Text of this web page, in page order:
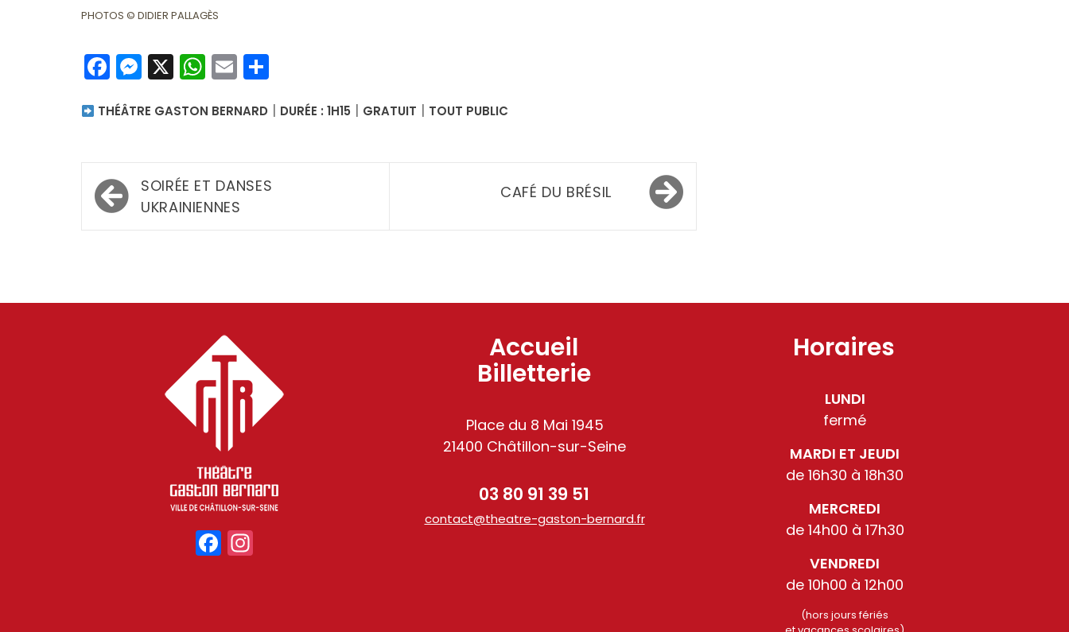
PHOTOS © DIDIER PALLAGÈS
Facebook
Messenger
X WhatsApp
Email
THÉÂTRE GASTON BERNARD | DURÉE : 1H15 | GRATUIT | TOUT PUBLIC
Navigation
de
SOIRÉE ET DANSES
UKRAINIENNES
CAFÉ DU BRÉSIL
Facebook
Accueil
Billetterie
Place du 8 Mai 1945
21400 Châtillon-sur-Seine
03 80 91 39 51
contact@theatre-gaston-bernard.fr
Horaires
LUNDI
fermé
MARDI ET JEUDI
de 16h30 à 18h30
MERCREDI
de 14h00 à 17h30
VENDREDI
de 10h00 à 12h00
(hors jours fériés